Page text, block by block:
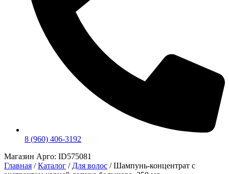
8 (960) 406-3192
Магазин Арго: ID575081
Главная / Каталог / Для волос / Шампунь-концентрат с